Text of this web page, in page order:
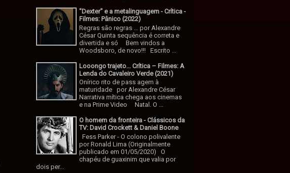
"Dexter" e a metalinguagem - Crítica -
Filmes: Pânico (2022)
Regras são regras ... por Alexandre
César Quinta sequência é correta e
divertida e só Bem vindos a
Woodsboro, de novo!!! Escrito ...
Looongo trajeto... Crítica – Filmes: A
Lenda do Cavaleiro Verde (2021)
Onírico rito de pass agem à
maturidade por Alexandre César
Narrativa mítica chega aos cinemas
e na Prime Video Natal. O ...
O homem da fronteira - Clássicos da
TV: David Crockett & Daniel Boone
Fess Parker - O colono polivalente
por Ronald Lima (Originalmente
publicado em 01/05/2020) O
chapéu de guaxinim que valia por
dois per...